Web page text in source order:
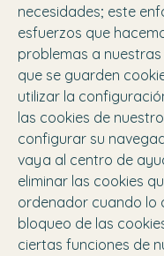
necesidades; este
esfuerzos que
problemas a
que se guarden
utilizar la
las cookies de
configurar su
vaya al centro de
eliminar las cookies
ordenador cuando lo
bloqueo de las
ciertas funciones de